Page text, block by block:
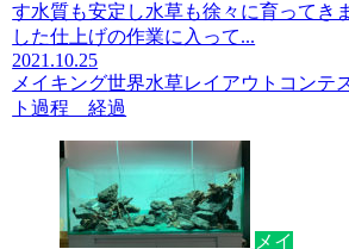
す水質も安定し水草も徐々に育ってきま
した仕上げの作業に入って...
2021.10.25
メイキング世界水草レイアウトコンテ
ト過程 経過
メイ